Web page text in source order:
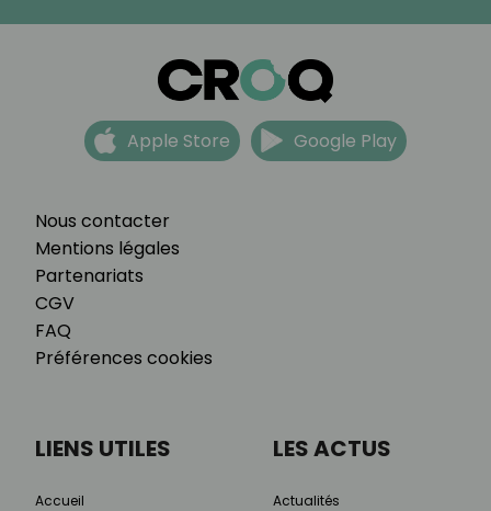
Nous contacter
Mentions légales
Partenariats
CGV
FAQ
Préférences cookies
Apple Store Google Play
LIENS UTILES
Accueil
LES ACTUS
Actualités